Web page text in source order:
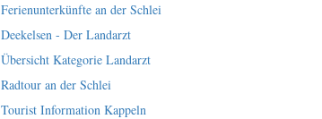
Ferienunterkünfte an der Schlei
Deekelsen - Der Landarzt
Übersicht Kategorie Landarzt
Radtour an der Schlei
Tourist Information Kappeln